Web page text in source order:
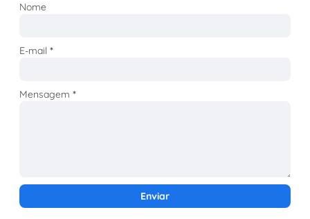
Nome
E-mail*
Mensagem*